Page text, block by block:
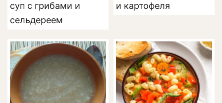
суп с грибами и
сельдереем
и картофеля